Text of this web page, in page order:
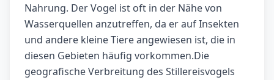
Nahrung. Der Vogel ist oft in der Nähe von
Wasserquellen anzutreffen, da er auf Insekten
und andere kleine Tiere angewiesen ist, die in
diesen Gebieten häufig vorkommen.Die
geografische Verbreitung des Stillereisvogels